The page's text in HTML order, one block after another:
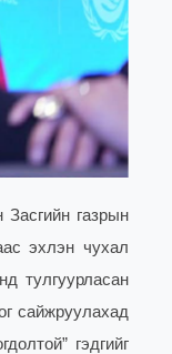
газрын
эхлэн чухал
тулгуурласан
сайжруулахад
гэдгийг